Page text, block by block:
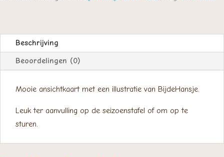
Beschrijving
Beoordelingen (0)
Mooie ansichtkaart met een illustratie van BijdeHansje.
Leuk ter aanvulling op de seizoenstafel of om op te
sturen.